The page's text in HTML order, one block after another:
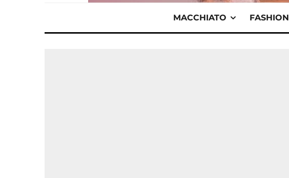
MACCHIATO FASHION